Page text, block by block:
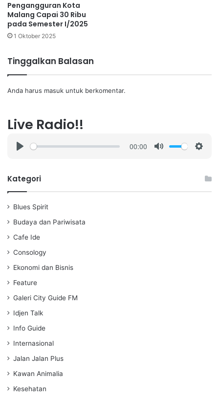
Pengangguran Kota
Malang Capai 30 Ribu
pada Semester I/2025
1 Oktober 2025
Tinggalkan Balasan
Anda harus masuk untuk berkomentar.
Live Radio!!
a
00:00
Kategori
Blues Spirit
Budaya dan Pariwisata
Cafe Ide
Consology
Ekonomi dan Bisnis
Feature
Galeri City Guide FM
Idjen Talk
Info Guide
Internasional
Jalan Jalan Plus
Kawan Animalia
Kesehatan